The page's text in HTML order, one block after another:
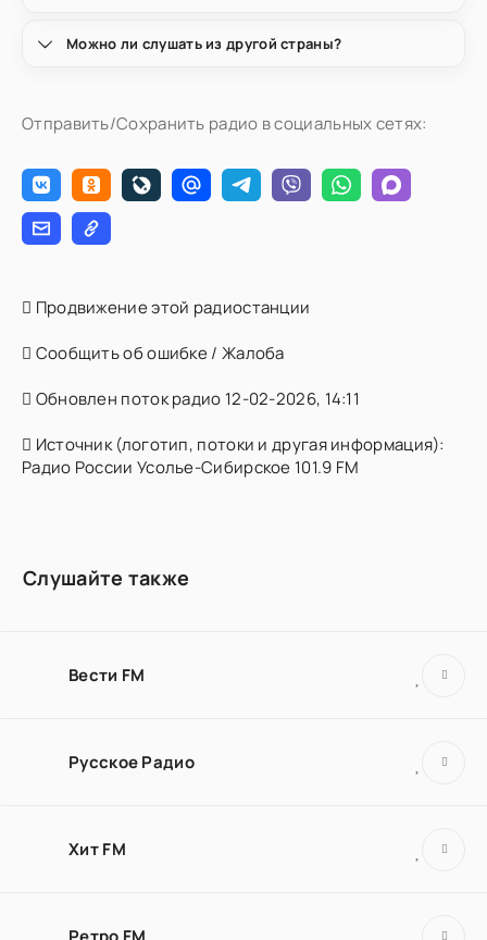
Можно ли слушать из другой страны?
Отправить/Сохранить радио в социальных сетях:
Продвижение этой радиостанции
Сообщить об ошибке / Жалоба
Обновлен поток радио 12-02-2026, 14:11
Источник (логотип, потоки и другая информация):
Радио России Усолье-Сибирское 101.9 FM
Слушайте также
Вести FM
Русское Радио
Хит FM